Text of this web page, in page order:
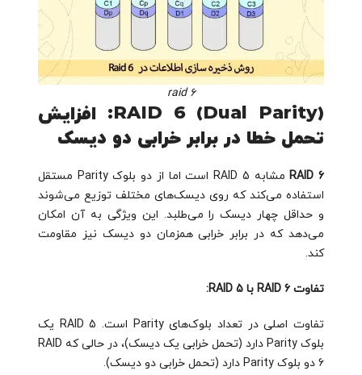
raid 6
RAID 6 (Dual Parity): افزایش
تحمل خطا در برابر خرابی دو دیسک
RAID 6
مشابه RAID 5 است اما از دو بلوک Parity مستقل
استفاده می‌کند که روی دیسک‌های مختلف توزیع می‌شوند
و حداقل چهار دیسک را می‌طلبد. این ویژگی به آن امکان
می‌دهد که در برابر خرابی همزمان دو دیسک نیز مقاومت
کند.
تفاوت RAID 6 با RAID 5:
تفاوت اصلی در تعداد بلوک‌های Parity است. RAID 5 یک
بلوک Parity دارد (تحمل خرابی یک دیسک)، در حالی که RAID
6 دو بلوک Parity دارد (تحمل خرابی دو دیسک).